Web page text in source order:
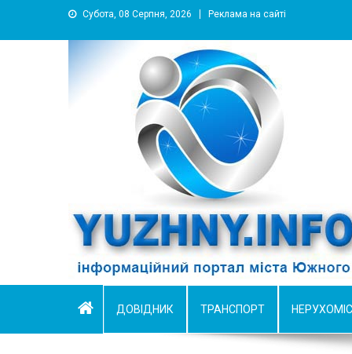
Субота, 08 Серпня, 2026 Реклама на сайті
YUZHNY.INFO
информационный портал города Южный
ДОВІДНИК ТРАНСПОРТ